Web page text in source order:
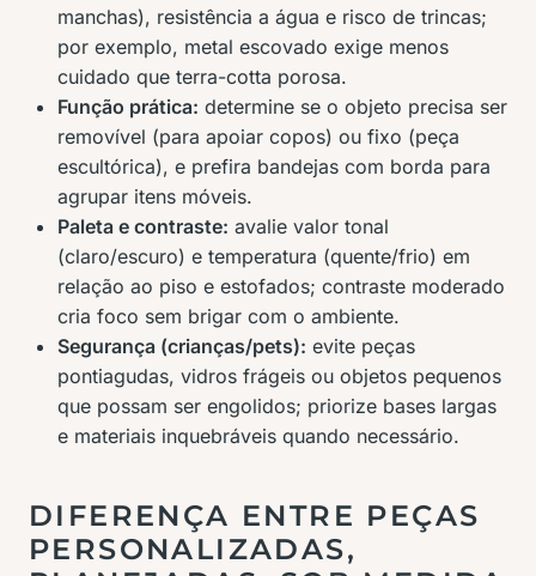
manchas), resistência a água e risco de trincas;
por exemplo, metal escovado exige menos
cuidado que terra-cotta porosa.
Função prática: determine se o objeto precisa ser
removível (para apoiar copos) ou fixo (peça
escultórica), e prefira bandejas com borda para
agrupar itens móveis.
Paleta e contraste: avalie valor tonal
(claro/escuro) e temperatura (quente/frio) em
relação ao piso e estofados; contraste moderado
cria foco sem brigar com o ambiente.
Segurança (crianças/pets): evite peças
pontiagudas, vidros frágeis ou objetos pequenos
que possam ser engolidos; priorize bases largas
e materiais inquebráveis quando necessário.
DIFERENÇA ENTRE PEÇAS
PERSONALIZADAS,